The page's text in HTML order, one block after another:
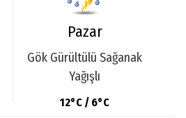
Pazar
Gök Gürültülü Sağanak
Yağışlı
12°C / 6°C